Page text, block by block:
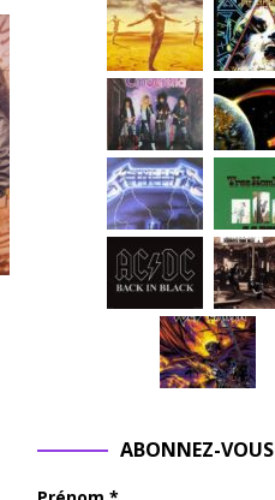
ABONNEZ-VOUS